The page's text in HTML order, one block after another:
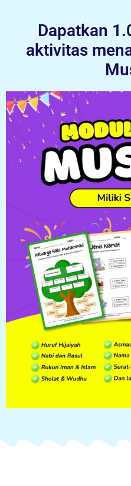
Dapatkan
aktivitas